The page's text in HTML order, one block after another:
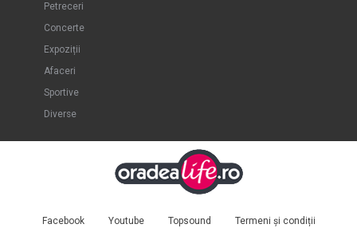
Petreceri
Concerte
Expoziții
Afaceri
Sportive
Diverse
Facebook Youtube Topsound Termeni și condiții